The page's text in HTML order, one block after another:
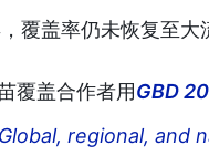
覆盖率仍未恢复至大
覆盖合作者用GBD
Global, regional, and